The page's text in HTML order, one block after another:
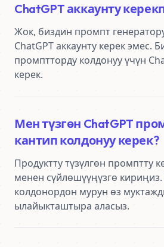
ChatGPT аккаунту
Жок, биздин промпт
ChatGPT аккаунту керек эмес.
промптторду колдонуу үчүн
керек.
Мен түзгөн ChatGPT
кантип колдонуу керек?
Продуктту түзүлгөн промптту
менен сүйлөшүүңүзгө
колдонордон мурун өз
ылайыкташтыра аласыз.